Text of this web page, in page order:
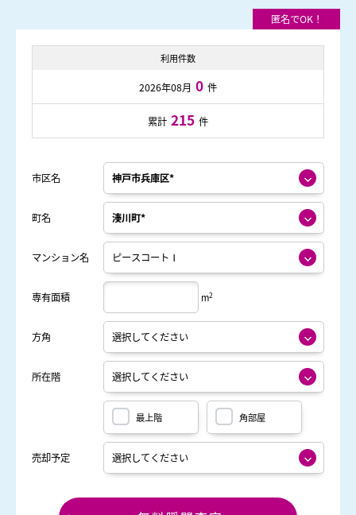
利用件数
2026年08月 0 件
累計 215 件
市区名
町名
マンション名
専有面積 m2
方角
所在階
最上階 角部屋
売却予定